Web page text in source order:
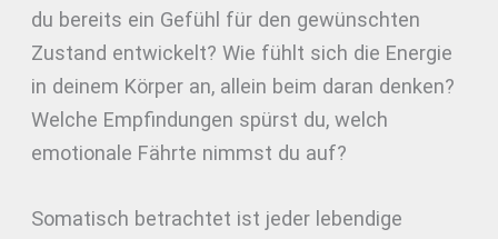
du bereits ein Gefühl für den gewünschten
Zustand entwickelt? Wie fühlt sich die Energie
in deinem Körper an, allein beim daran denken?
Welche Empfindungen spürst du, welch
emotionale Fährte nimmst du auf?
Somatisch betrachtet ist jeder lebendige